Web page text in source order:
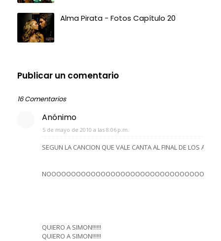
Alma Pirata - Fotos Capítulo 20
Publicar un comentario
16 Comentarios
Anónimo
5 de mayo de 2010 a las 8:06 p.m.
SEGUN LA CANCION QUE VALE CANTA AL FINAL DE LOS
QUIERO A SIMON!!!!!!
QUIERO A SIMON!!!!!!